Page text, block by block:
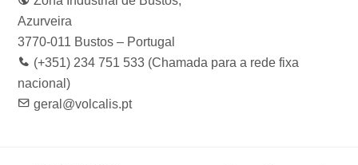
o
k
r
a
m
r
I
e
Azurveira
3770-011 Bustos – Portugal
(+351) 234 751 533 (Chamada para a rede fixa
nacional)
geral@volcalis.pt